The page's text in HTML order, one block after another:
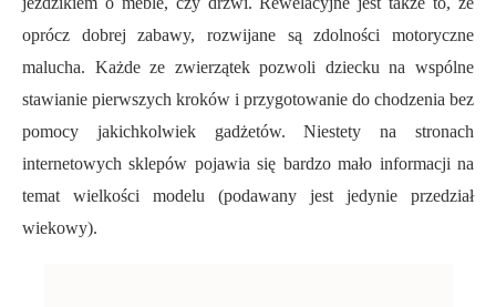
oprócz dobrej zabawy, rozwijane są zdolności motoryczne
malucha. Każde ze zwierzątek pozwoli dziecku na wspólne
stawianie pierwszych kroków i przygotowanie do chodzenia bez
pomocy jakichkolwiek gadżetów. Niestety na stronach
internetowych sklepów pojawia się bardzo mało informacji na
temat wielkości modelu (podawany jest jedynie przedział
wiekowy).